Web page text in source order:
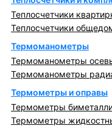
Теплосчетчики
Теплосчетчики
Термоманометры
Термоманометры
Термоманометры
Термометры и оправы
Термометры
Термометры